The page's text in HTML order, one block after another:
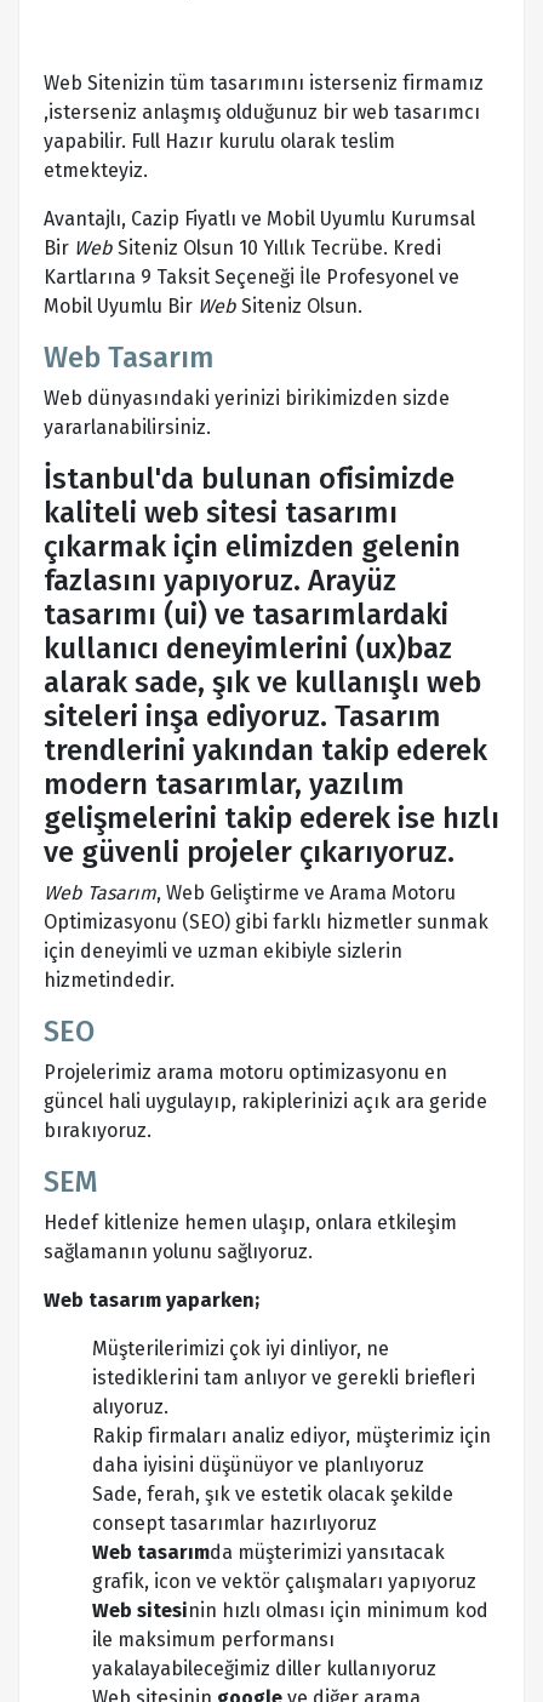
Web Sitenizin tüm tasarımını isterseniz firmamız
,isterseniz anlaşmış olduğunuz bir web tasarımcı
yapabilir. Full Hazır kurulu olarak teslim
etmekteyiz.
Avantajlı, Cazip Fiyatlı ve Mobil Uyumlu Kurumsal
Bir Web Siteniz Olsun 10 Yıllık Tecrübe. Kredi
Kartlarına 9 Taksit Seçeneği İle Profesyonel ve
Mobil Uyumlu Bir Web Siteniz Olsun.
Web Tasarım
Web dünyasındaki yerinizi birikimizden sizde
yararlanabilirsiniz.
İstanbul'da bulunan ofisimizde
kaliteli web sitesi tasarımı
çıkarmak için elimizden gelenin
fazlasını yapıyoruz. Arayüz
tasarımı (ui) ve tasarımlardaki
kullanıcı deneyimlerini (ux)baz
alarak sade, şık ve kullanışlı web
siteleri inşa ediyoruz. Tasarım
trendlerini yakından takip ederek
modern tasarımlar, yazılım
gelişmelerini takip ederek ise hızlı
ve güvenli projeler çıkarıyoruz.
Web Tasarım, Web Geliştirme ve Arama Motoru
Optimizasyonu (SEO) gibi farklı hizmetler sunmak
için deneyimli ve uzman ekibiyle sizlerin
hizmetindedir.
SEO
Projelerimiz arama motoru optimizasyonu en
güncel hali uygulayıp, rakiplerinizi açık ara geride
bırakıyoruz.
SEM
Hedef kitlenize hemen ulaşıp, onlara etkileşim
sağlamanın yolunu sağlıyoruz.
Web tasarım yaparken;
Müşterilerimizi çok iyi dinliyor, ne
istediklerini tam anlıyor ve gerekli briefleri
alıyoruz.
Rakip firmaları analiz ediyor, müşterimiz için
daha iyisini düşünüyor ve planlıyoruz
Sade, ferah, şık ve estetik olacak şekilde
consept tasarımlar hazırlıyoruz
Web tasarımda müşterimizi yansıtacak
grafik, icon ve vektör çalışmaları yapıyoruz
Web sitesinin hızlı olması için minimum kod
ile maksimum performansı
yakalayabileceğimiz diller kullanıyoruz